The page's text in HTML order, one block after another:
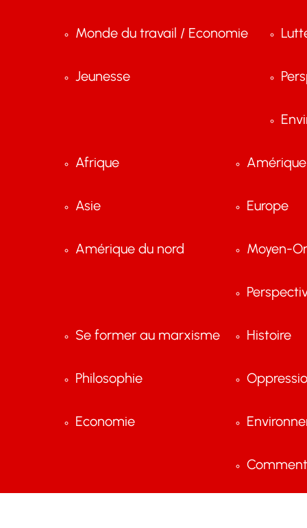
Monde du travail / Economie
Jeunesse
Afrique
Asie
Amérique du nord
Europe
Moyen-
Se former au marxisme
Philosophie
Economie
Histoire